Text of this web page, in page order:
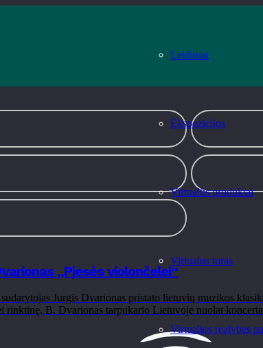
Leidiniai
Ekspozicijos
Virtualūs produktai
Virtualus turas
Virtualios realybės
„Pjesės violončelei“
Jurgis Dvarionas pristato lietuvių muzikos
rinktinę. B. Dvarionas tarpukario Lietuvoje nuolat